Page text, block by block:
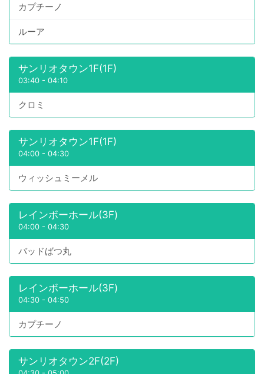
カプチーノ
ルーア
サンリオタウン1F(1F)
03:40 - 04:10
クロミ
サンリオタウン1F(1F)
04:00 - 04:30
ウィッシュミーメル
レインボーホール(3F)
04:00 - 04:30
バッドばつ丸
レインボーホール(3F)
04:30 - 04:50
カプチーノ
サンリオタウン2F(2F)